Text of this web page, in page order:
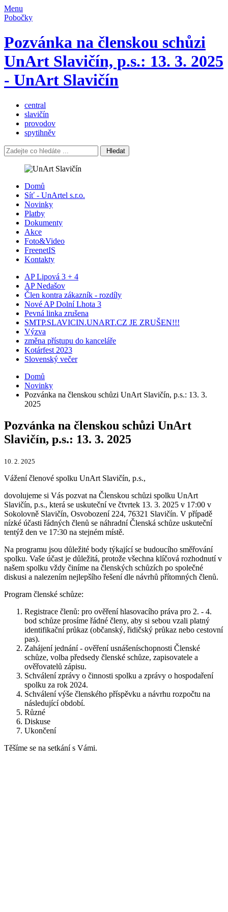
Menu
Pobočky
Pozvánka na členskou schůzi
UnArt Slavičín, p.s.: 13. 3. 2025
- UnArt Slavičín
central
slavičín
provodov
spytihněv
Hledat
Domů
Síť - UnArtel s.r.o.
Novinky
Platby
Dokumenty
Akce
Foto&Video
FreenetIS
Kontakty
AP Lipová 3 + 4
AP Nedašov
Člen kontra zákazník - rozdíly
Nové AP Dolní Lhota 3
Pevná linka zrušena
SMTP.SLAVICIN.UNART.CZ JE ZRUŠEN!!!
Výzva
změna přístupu do kanceláře
Kotárfest 2023
Slovenský večer
Domů
Novinky
Pozvánka na členskou schůzi UnArt Slavičín, p.s.: 13. 3.
2025
Pozvánka na členskou schůzi UnArt
Slavičín, p.s.: 13. 3. 2025
10. 2. 2025
Vážení členové spolku UnArt Slavičín, p.s.,
dovolujeme si Vás pozvat na Členskou schůzi spolku UnArt
Slavičín, p.s., která se uskuteční ve čtvrtek 13. 3. 2025 v 17:00 v
Sokolovně Slavičín, Osvobození 224, 76321 Slavičín. V případě
nízké účasti řádných členů se náhradní Členská schůze uskuteční
tentýž den ve 17:30 na stejném místě.
Na programu jsou důležité body týkající se budoucího směřování
spolku. Vaše účast je důležitá, protože všechna klíčová rozhodnutí v
našem spolku vždy činíme na členských schůzích po společné
diskusi a nalezením nejlepšího řešení dle návrhů přítomných členů.
Program členské schůze:
Registrace členů: pro ověření hlasovacího práva pro 2. - 4.
bod schůze prosíme řádné členy, aby si sebou vzali platný
identifikační průkaz (občanský, řidičský průkaz nebo cestovní
pas).
Zahájení jednání - ověření usnášeníschopnosti Členské
schůze, volba předsedy členské schůze, zapisovatele a
ověřovatelů zápisu.
Schválení zprávy o činnosti spolku a zprávy o hospodaření
spolku za rok 2024.
Schválení výše členského příspěvku a návrhu rozpočtu na
následující období.
Různé
Diskuse
Ukončení
Těšíme se na setkání s Vámi.